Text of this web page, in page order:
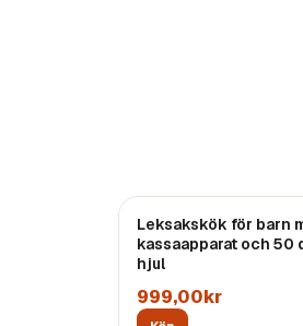
Leksakskök för barn
kassaapparat och 50
hjul
999,00kr